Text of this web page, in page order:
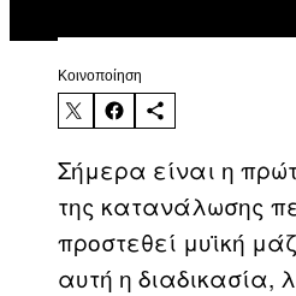
Kοινοποίηση
Σήμερα είναι η
της κατανάλωσης
προστεθεί μυϊκή
αυτή η διαδικασία,